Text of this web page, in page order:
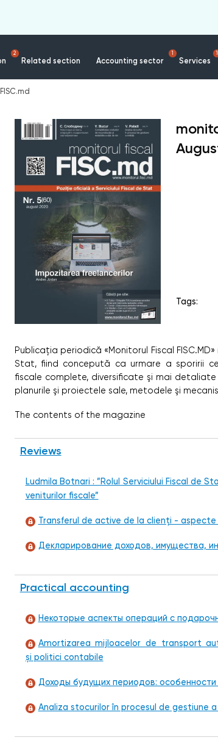
2
Related section Accounting sector
1
Services
Tags:
Publicaţia periodică «Monitorul Fiscal
Stat, fiind concepută ca urmare a sporirii
fiscale complete, diversificate şi mai
planurile şi proiectele sale, metodele şi
The contents of the magazine
Reviews
Ludmila Botnari : ”Rolul Serviciului Fiscal de
veniturilor fiscale”
Transferul de active de la clienți -
Декларирование доходов, имущества,
Practical accounting
Некоторые аспекты операций с
Amortizarea mijloacelor de transport
și politici contabile
Доходы будущих периодов: особенности
Analiza stocurilor în procesul de gestiune